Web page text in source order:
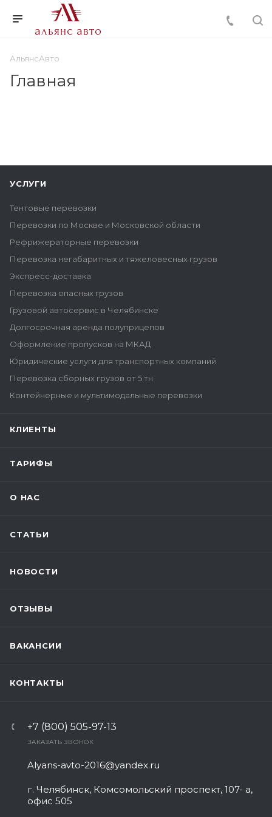
АльянсАвто
Главная
УСЛУГИ
Тентовые перевозки
Перевозки по Москве и Московской области
Рефрижераторные перевозки
Перевозка негабаритных и тяжеловесных грузов
Экспресс-доставка
Перевозка опасных грузов
Грузовой автосервис в Челябинске
Долгосрочная аренда полуприцепов
Оформление пропусков на МКАД
Юридические услуги для транспортных компаний
Перевозка сборных грузов от 5 тн
Контейнерные и мультимодальные перевозки
КЛИЕНТЫ
ТАРИФЫ
О НАС
СТАТЬИ
НОВОСТИ
ОТЗЫВЫ
ВАКАНСИИ
КОНТАКТЫ
+7 (800) 505-97-13
ЗАКАЗАТЬ ЗВОНОК
Alyans-avto-2016@yandex.ru
г. Челябинск, Комсомольский проспект, 107- а,
офис 505